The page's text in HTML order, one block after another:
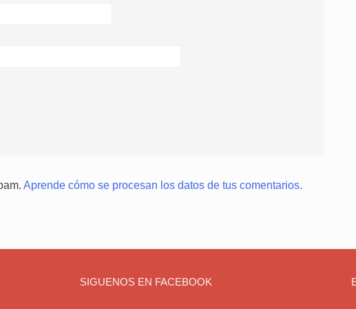
Aprende cómo se procesan los datos de tus comentarios.
SIGUENOS EN FACEBOOK